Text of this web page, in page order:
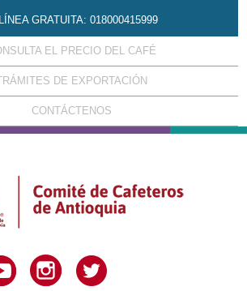
LÍNEA GRATUITA: 018000415999
EL PRECIO DEL CAFÉ
DE EXPORTACIÓN
CONTÁCTENOS